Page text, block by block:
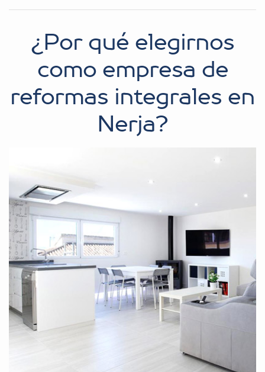
¿Por qué elegirnos
como empresa de
reformas integrales en
Nerja?